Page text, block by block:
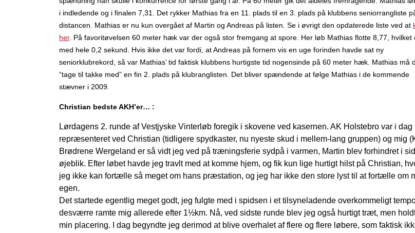
i indledende og i finalen 7,31. Det rykker Mathias fra en 11. plads til en 3. plads på klubbens seniorrangliste
distancen. Mathias er nu kun overgået af Martin og Andreas på listen. Se i øvrigt den opdaterede liste ved at
her. På favoritøvelsen 60 meter hæk var der også stor fremgang at spore. Her løb Mathias flotte 8,77, hvilket
med hele 0,2 sekund. Hvis ikke det var fordi, at Andreas på fornem vis en uge forinden havde sat ny
seniorklubrekord, så var Mathias’ tid faktisk klubbens hurtigste tid nogensinde på 60 meter hæk. Mathias må
“tage til takke med” en fin 2. plads på klubranglisten. Det bliver spændende at følge Mathias i de kommende
stævner i 2009.
Christian bedste AKH’er… :
Lørdagens 2. runde af Vestjyske Vinterløb foregik i skovene ved kasernen. AK Holstebro var i dag
repræsenteret ved Christian (tidligere spydkaster, nu nyeste skud i mellem-lang gruppen) og mig
Brødrene Wergeland er så vidt jeg ved på træningsferie sydpå i varmen, Martin blev forhindret i
øjeblik. Efter løbet havde jeg travlt med at komme hjem, og fik kun lige hurtigt hilst på Christian,
jeg ikke kan fortælle så meget om hans præstation, og jeg har ikke den store lyst til at fortælle om
egen.
Det startede egentlig meget godt, jeg fulgte med i spidsen i et tilsyneladende overkommeligt
desværre ramte mig allerede efter 1½km. Nå, ved sidste runde blev jeg også hurtigt træt, men
min placering. I dag begyndte jeg derimod at blive overhalet af flere og flere løbere, som faktisk